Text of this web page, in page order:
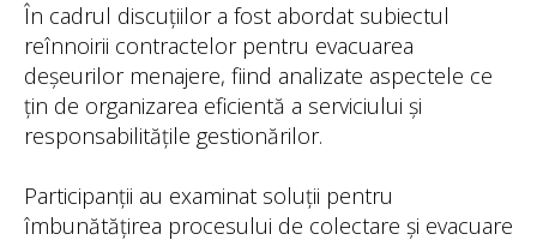
În cadrul discuțiilor a fost abordat subiectul
reînnoirii contractelor pentru evacuarea
deșeurilor menajere, fiind analizate aspectele ce
țin de organizarea eficientă a serviciului și
responsabilitățile gestionărilor.
Participanții au examinat soluții pentru
îmbunătățirea procesului de colectare și evacuare